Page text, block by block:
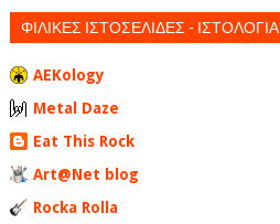
ΦΙΛΙΚΕΣ ΙΣΤΟΣΕΛΙΔΕΣ - ΙΣΤΟΛΟΓΙΑ
AEKology
Metal Daze
Eat This Rock
Art@Net blog
Rocka Rolla